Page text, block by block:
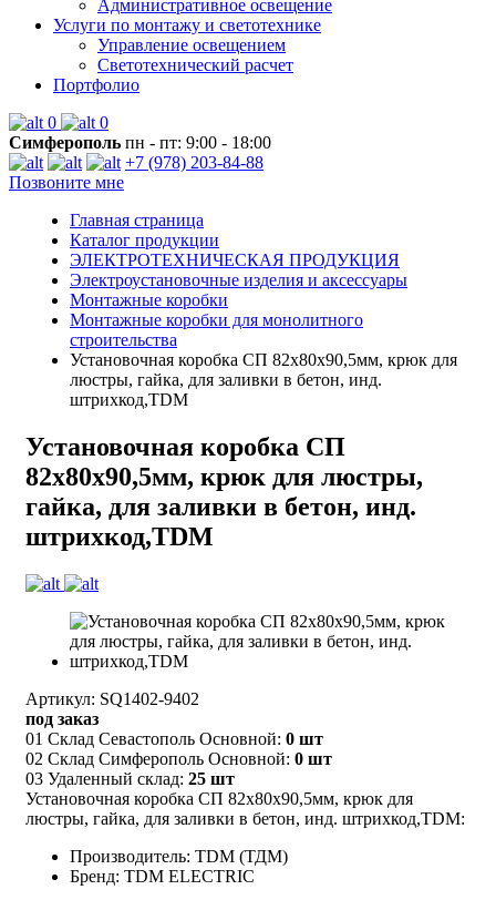
Административное освещение
Услуги по монтажу и светотехнике
Управление освещением
Светотехнический расчет
Портфолио
0
0
Симферополь пн - пт: 9:00 - 18:00
+7 (978) 203-84-88
Позвоните мне
Главная страница
Каталог продукции
ЭЛЕКТРОТЕХНИЧЕСКАЯ ПРОДУКЦИЯ
Электроустановочные изделия и аксессуары
Монтажные коробки
Монтажные коробки для монолитного
строительства
Установочная коробка СП 82х80х90,5мм, крюк для
люстры, гайка, для заливки в бетон, инд.
штрихкод,TDM
Установочная коробка СП
82х80х90,5мм, крюк для люстры,
гайка, для заливки в бетон, инд.
штрихкод,TDM
Артикул: SQ1402-9402
под заказ
01 Склад Севастополь Основной: 0 шт
02 Склад Симферополь Основной: 0 шт
03 Удаленный склад: 25 шт
Установочная коробка СП 82х80х90,5мм, крюк для
люстры, гайка, для заливки в бетон, инд. штрихкод,TDM:
Производитель: TDM (ТДМ)
Бренд: TDM ELECTRIC